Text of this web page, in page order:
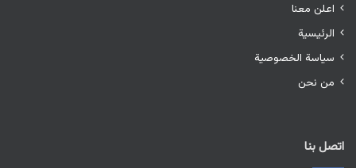
اعلن معنا
الرئيسية
سياسة الخصوصية
من نحن
اتصل بنا